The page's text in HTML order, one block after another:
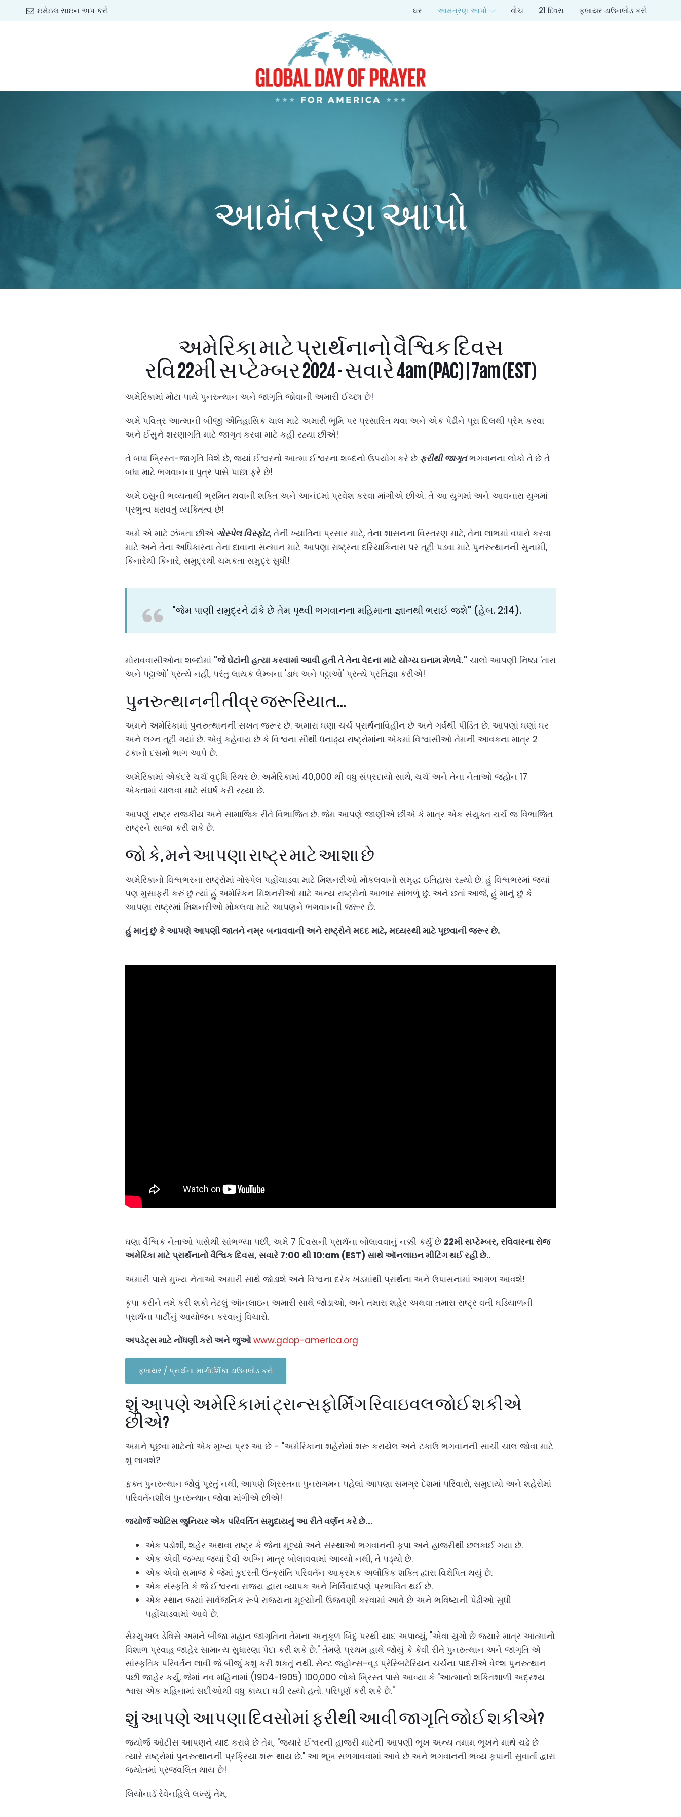
ઇમેઇલ સાઇન અપ કરો ઘર આમંત્રણ આપો વોચ 21 દિવસ ફ્લાયર ડાઉનલોડ કરો
આમંત્રણ આપો
અમેરિકા માટે પ્રાર્થનાનો વૈશ્વિક દિવસ
રવિ 22મી સપ્ટેમ્બર 2024 - સવારે 4am (PAC) | 7am (EST)
અમેરિકામાં મોટા પાયે પુનરુત્થાન અને જાગૃતિ જોવાની અમારી ઈચ્છા છે!
અમે પવિત્ર આત્માની બીજી ઐતિહાસિક ચાલ માટે અમારી ભૂમિ પર પ્રસારિત થવા અને એક પેઢીને પૂરા દિલથી પ્રેમ કરવા
અને ઈસુને શરણાગતિ માટે જાગૃત કરવા માટે કહી રહ્યા છીએ!
તે બધા ખ્રિસ્ત-જાગૃતિ વિશે છે, જ્યાં ઈશ્વરનો આત્મા ઈશ્વરના શબ્દનો ઉપયોગ કરે છે ફરીથી જાગૃતભગવાનના લોકો તે છે તે
બધા માટે ભગવાનના પુત્ર પાસે પાછા ફરે છે!
અમે ઇસુની ભવ્યતાથી ભ્રમિત થવાની શક્તિ અને આનંદમાં પ્રવેશ કરવા માંગીએ છીએ. તે આ યુગમાં અને આવનારા યુગમાં
પ્રભુત્વ ધરાવતું વ્યક્તિત્વ છે!
અમે એ માટે ઝંખતા છીએ ગોસ્પેલ વિસ્ફોટ, તેની ખ્યાતિના પ્રસાર માટે, તેના શાસનના વિસ્તરણ માટે, તેના લાભમાં વધારો કરવા
માટે અને તેના અધિકારના તેના દાવાના સન્માન માટે આપણા રાષ્ટ્રના દરિયાકિનારા પર તૂટી પડવા માટે પુનરુત્થાનની સુનામી,
કિનારેથી કિનારે, સમુદ્રથી ચમકતા સમુદ્ર સુધી!
"જેમ પાણી સમુદ્રને ઢાંકે છે તેમ પૃથ્વી ભગવાનના મહિમાના જ્ઞાનથી ભરાઈ જશે" (હેબ. 2:14).
મોરાવવાસીઓના શબ્દોમાં "જે ઘેટાંની હત્યા કરવામાં આવી હતી તે તેના વેદના માટે યોગ્ય ઇનામ મેળવે." ચાલો આપણી નિષ્ઠા 'તારા
અને પટ્ટાઓ' પ્રત્યે નહીં, પરંતુ લાયક લેમ્બના 'ડાઘ અને પટ્ટાઓ' પ્રત્યે પ્રતિજ્ઞા કરીએ!
પુનરુત્થાનની તીવ્ર જરૂરિયાત…
અમને અમેરિકામાં પુનરુત્થાનની સખત જરૂર છે. અમારા ઘણા ચર્ચ પ્રાર્થનાવિહીન છે અને ગર્વથી પીડિત છે. આપણાં ઘણાં ઘર
અને લગ્ન તૂટી ગયાં છે. એવું કહેવાય છે કે વિશ્વના સૌથી ધનાઢ્ય રાષ્ટ્રોમાંના એકમાં વિશ્વાસીઓ તેમની આવકના માત્ર 2
ટકાનો દસમો ભાગ આપે છે.
અમેરિકામાં એકંદરે ચર્ચ વૃદ્ધિ સ્થિર છે. અમેરિકામાં 40,000 થી વધુ સંપ્રદાયો સાથે, ચર્ચ અને તેના નેતાઓ જ્હોન 17
એકતામાં ચાલવા માટે સંઘર્ષ કરી રહ્યા છે.
આપણું રાષ્ટ્ર રાજકીય અને સામાજિક રીતે વિભાજિત છે. જેમ આપણે જાણીએ છીએ કે માત્ર એક સંયુક્ત ચર્ચ જ વિભાજિત
રાષ્ટ્રને સાજા કરી શકે છે.
જો કે, મને આપણા રાષ્ટ્ર માટે આશા છે
અમેરિકાનો વિશ્વભરના રાષ્ટ્રોમાં ગોસ્પેલ પહોંચાડવા માટે મિશનરીઓ મોકલવાનો સમૃદ્ધ ઇતિહાસ રહ્યો છે. હું વિશ્વભરમાં જ્યાં
પણ મુસાફરી કરું છું ત્યાં હું અમેરિકન મિશનરીઓ માટે અન્ય રાષ્ટ્રોનો આભાર સાંભળું છું. અને છતાં આજે, હું માનું છું કે
આપણા રાષ્ટ્રમાં મિશનરીઓ મોકલવા માટે આપણને ભગવાનની જરૂર છે.
હું માનું છું કે આપણે આપણી જાતને નમ્ર બનાવવાની અને રાષ્ટ્રોને મદદ માટે, મધ્યસ્થી માટે પૂછવાની જરૂર છે.
ઘણા વૈશ્વિક નેતાઓ પાસેથી સાંભળ્યા પછી, અમે 7 દિવસની પ્રાર્થના બોલાવવાનું નક્કી કર્યું છે 22મી સપ્ટેમ્બર, રવિવારના રોજ
અમેરિકા માટે પ્રાર્થનાનો વૈશ્વિક દિવસ, સવારે 7:00 થી 10:am (EST) સાથે ઑનલાઇન મીટિંગ થઈ રહી છે..
અમારી પાસે મુખ્ય નેતાઓ અમારી સાથે જોડાશે અને વિશ્વના દરેક ખંડમાંથી પ્રાર્થના અને ઉપાસનામાં આગળ આવશે!
કૃપા કરીને તમે કરી શકો તેટલું ઑનલાઇન અમારી સાથે જોડાઓ, અને તમારા શહેર અથવા તમારા રાષ્ટ્ર વતી ઘડિયાળની
પ્રાર્થના પાર્ટીનું આયોજન કરવાનું વિચારો.
અપડેટ્સ માટે નોંધણી કરો અને જુઓwww.gdop-america.org
ફ્લાયર / પ્રાર્થના માર્ગદર્શિકા ડાઉનલોડ કરો
શું આપણે અમેરિકામાં ટ્રાન્સફોર્મિંગ રિવાઇવલ જોઈ શકીએ
છીએ?
અમને પૂછવા માટેનો એક મુખ્ય પ્રશ્ન આ છે - "અમેરિકાના શહેરોમાં શરૂ કરાયેલ અને ટકાઉ ભગવાનની સાચી ચાલ જોવા માટે
શું લાગશે?
ફક્ત પુનરુત્થાન જોવું પૂરતું નથી, આપણે ખ્રિસ્તના પુનરાગમન પહેલાં આપણા સમગ્ર દેશમાં પરિવારો, સમુદાયો અને શહેરોમાં
પરિવર્તનશીલ પુનરુત્થાન જોવા માંગીએ છીએ!
જ્યોર્જ ઓટિસ જુનિયર એક પરિવર્તિત સમુદાયનું આ રીતે વર્ણન કરે છે...
એક પડોશી, શહેર અથવા રાષ્ટ્ર કે જેના મૂલ્યો અને સંસ્થાઓ ભગવાનની કૃપા અને હાજરીથી છલકાઈ ગયા છે.
એક એવી જગ્યા જ્યાં દૈવી અગ્નિ માત્ર બોલાવવામાં આવ્યો નથી, તે પડ્યો છે.
એક એવો સમાજ કે જેમાં કુદરતી ઉત્ક્રાંતિ પરિવર્તન આક્રમક અલૌકિક શક્તિ દ્વારા વિક્ષેપિત થયું છે.
એક સંસ્કૃતિ કે જે ઈશ્વરના રાજ્ય દ્વારા વ્યાપક અને નિર્વિવાદપણે પ્રભાવિત થઈ છે.
એક સ્થાન જ્યાં સાર્વજનિક રૂપે રાજ્યના મૂલ્યોની ઉજવણી કરવામાં આવે છે અને ભવિષ્યની પેઢીઓ સુધી
પહોંચાડવામાં આવે છે.
સેમ્યુઅલ ડેવિસે અમને બીજા મહાન જાગૃતિના તેમના અનુકૂળ બિંદુ પરથી યાદ અપાવ્યું, "એવા યુગો છે જ્યારે માત્ર આત્માનો
વિશાળ પ્રવાહ જાહેર સામાન્ય સુધારણા પેદા કરી શકે છે." તેમણે પ્રથમ હાથે જોયું કે કેવી રીતે પુનરુત્થાન અને જાગૃતિ એ
સાંસ્કૃતિક પરિવર્તન લાવી જે બીજું કશું કરી શકતું નથી. સેન્ટ જ્હોન્સ-વૂડ પ્રેસ્બિટેરિયન ચર્ચના પાદરીએ વેલ્શ પુનરુત્થાન
પછી જાહેર કર્યું, જેમાં નવ મહિનામાં (1904-1905) 100,000 લોકો ખ્રિસ્ત પાસે આવ્યા કે "આત્માનો શકિતશાળી અદ્રશ્ય
શ્વાસ એક મહિનામાં સદીઓથી વધુ કાયદા ઘડી રહ્યો હતો. પરિપૂર્ણ કરી શકે છે."
શું આપણે આપણા દિવસોમાં ફરીથી આવી જાગૃતિ જોઈ શકીએ?
જ્યોર્જ ઓટીસ આપણને યાદ કરાવે છે તેમ, "જ્યારે ઈશ્વરની હાજરી માટેની આપણી ભૂખ અન્ય તમામ ભૂખને માથે ચઢે છે
ત્યારે રાષ્ટ્રોમાં પુનરુત્થાનની પ્રક્રિયા શરૂ થાય છે." આ ભૂખ સળગાવવામાં આવે છે અને ભગવાનની ભવ્ય કૃપાની સુવાર્તા દ્વારા
જ્યોતમાં પ્રજ્વલિત થાય છે!
લિયોનાર્ડ રેવેનહિલે લખ્યું તેમ,